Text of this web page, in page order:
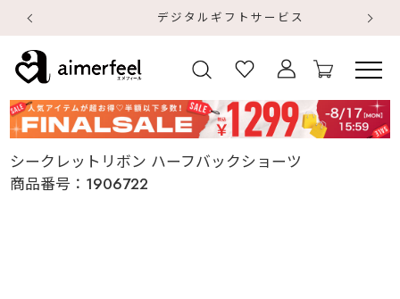
デジタルギフトサービス
シークレットリボン ハーフバックショーツ
商品番号： 1906722